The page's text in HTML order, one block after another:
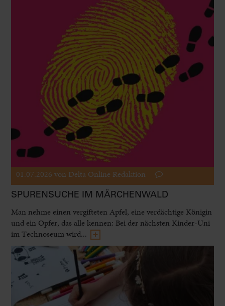
01.07.2026 von Delta Online Redaktion
SPURENSUCHE IM MÄRCHENWALD
Man nehme einen vergifteten Apfel, eine verdächtige Königin
und ein Opfer, das alle kennen: Bei der nächsten Kinder-Uni
im Technoseum wird...